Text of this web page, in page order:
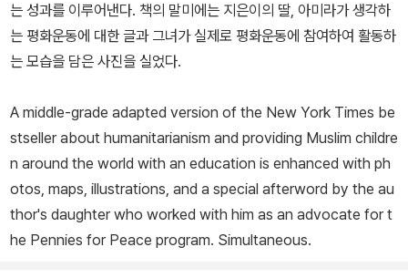
는 성과를 이루어낸다. 책의 말미에는 지은이의 딸, 아미라가 생각하
는 평화운동에 대한 글과 그녀가 실제로 평화운동에 참여하여 활동하
는 모습을 담은 사진을 실었다.
A middle-grade adapted version of the New York Times be
stseller about humanitarianism and providing Muslim childre
n around the world with an education is enhanced with ph
otos, maps, illustrations, and a special afterword by the au
thor's daughter who worked with him as an advocate for t
he Pennies for Peace program. Simultaneous.